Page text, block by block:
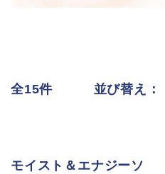
全15件 並び替え：
モイスト＆エナジーソ